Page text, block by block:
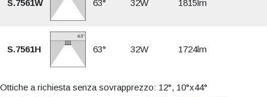
S.7561W 63° 32W 1815lm
S.7561H 63° 32W 1724lm
Ottiche a richiesta senza sovrapprezzo: 12°, 10°x44°